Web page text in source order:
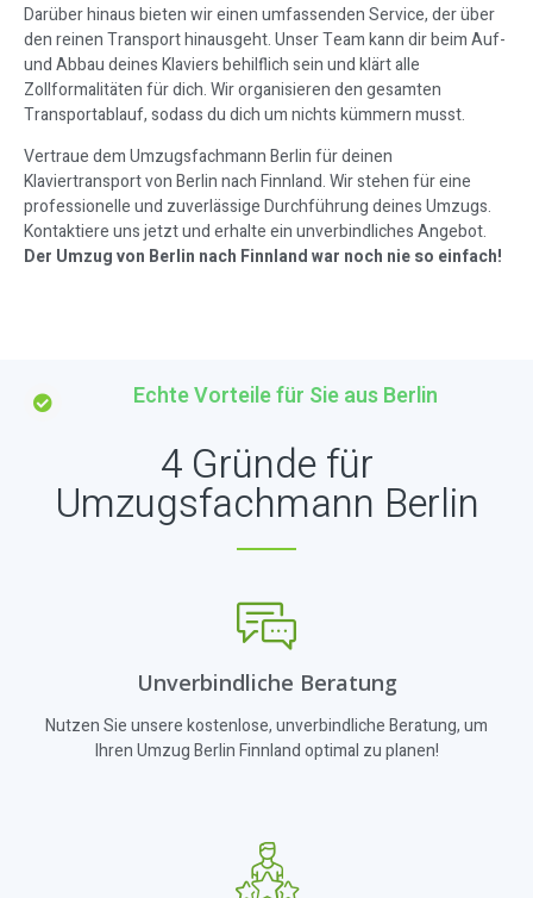
Darüber hinaus bieten wir einen umfassenden Service, der über
den reinen Transport hinausgeht. Unser Team kann dir beim Auf-
und Abbau deines Klaviers behilflich sein und klärt alle
Zollformalitäten für dich. Wir organisieren den gesamten
Transportablauf, sodass du dich um nichts kümmern musst.
Vertraue dem Umzugsfachmann Berlin für deinen
Klaviertransport von Berlin nach Finnland. Wir stehen für eine
professionelle und zuverlässige Durchführung deines Umzugs.
Kontaktiere uns jetzt und erhalte ein unverbindliches Angebot.
Der Umzug von Berlin nach Finnland war noch nie so einfach!
Echte Vorteile für Sie aus Berlin
4 Gründe für
Umzugsfachmann Berlin
Unverbindliche Beratung
Nutzen Sie unsere kostenlose, unverbindliche Beratung, um
Ihren Umzug Berlin Finnland optimal zu planen!